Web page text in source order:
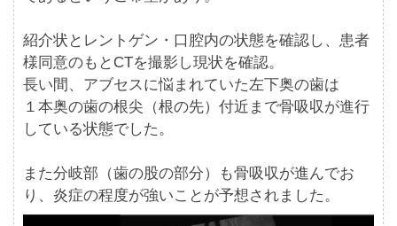
紹介状とレントゲン・口腔内の状態を確認し、患者
様同意のもとCTを撮影し現状を確認。
長い間、アブセスに悩まれていた左下奥の歯は
１本奥の歯の根尖（根の先）付近まで骨吸収が進行
している状態でした。
また分岐部（歯の股の部分）も骨吸収が進んでお
り、炎症の程度が強いことが予想されました。